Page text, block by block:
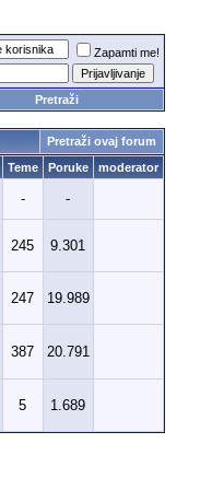
Zapamti me!
Pretraži
Pretraži ovaj forum
Teme Poruke moderator
- -
245 9.301
247 19.989
387 20.791
5 1.689